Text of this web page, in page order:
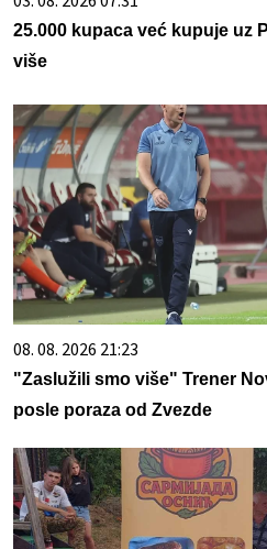
25.000 kupaca već kupuje uz
više
08. 08. 2026 21:23
"Zaslužili smo više" Trener
posle poraza od Zvezde